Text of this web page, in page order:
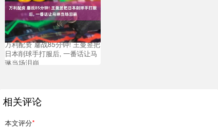
万利配资 鏖战85分钟! 王曼昱把
日本削球手打服后, 一番话让马
琳当场泪崩
相关评论
本文评分*